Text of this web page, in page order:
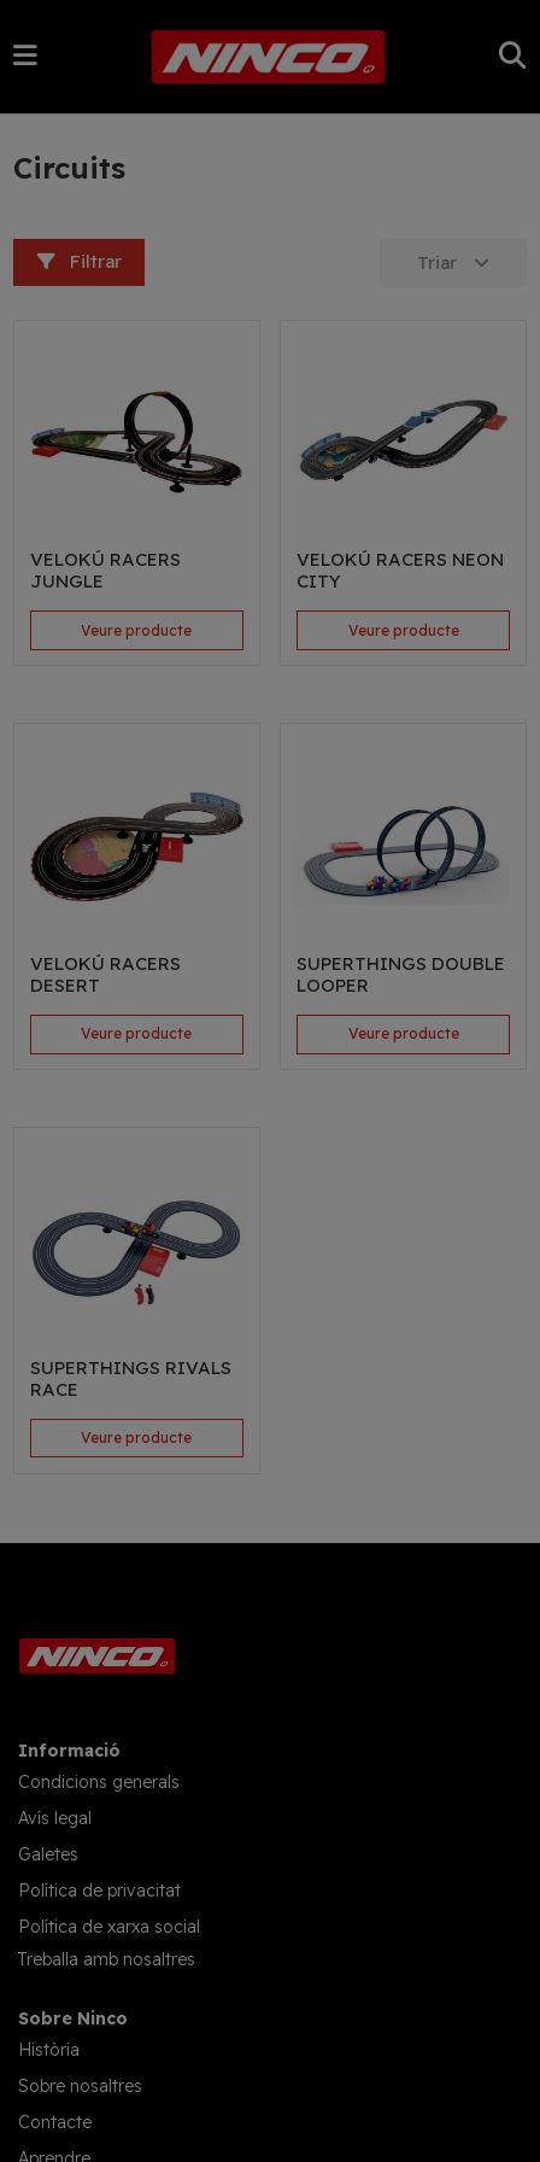
Circuits
Filtrar Triar
VELOKÚ RACERS
JUNGLE
Veure producte
VELOKÚ RACERS NEON
CITY
Veure producte
VELOKÚ RACERS
DESERT
Veure producte
SUPERTHINGS DOUBLE
LOOPER
Veure producte
SUPERTHINGS RIVALS
RACE
Veure producte
Informació
Condicions generals
Avís legal
Galetes
Política de privacitat
Política de xarxa social
Treballa amb nosaltres
Sobre Ninco
Història
Sobre nosaltres
Contacte